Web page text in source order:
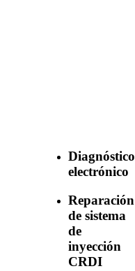
Diagnóstico
electrónico
Reparación
de sistema
de
inyección
CRDI